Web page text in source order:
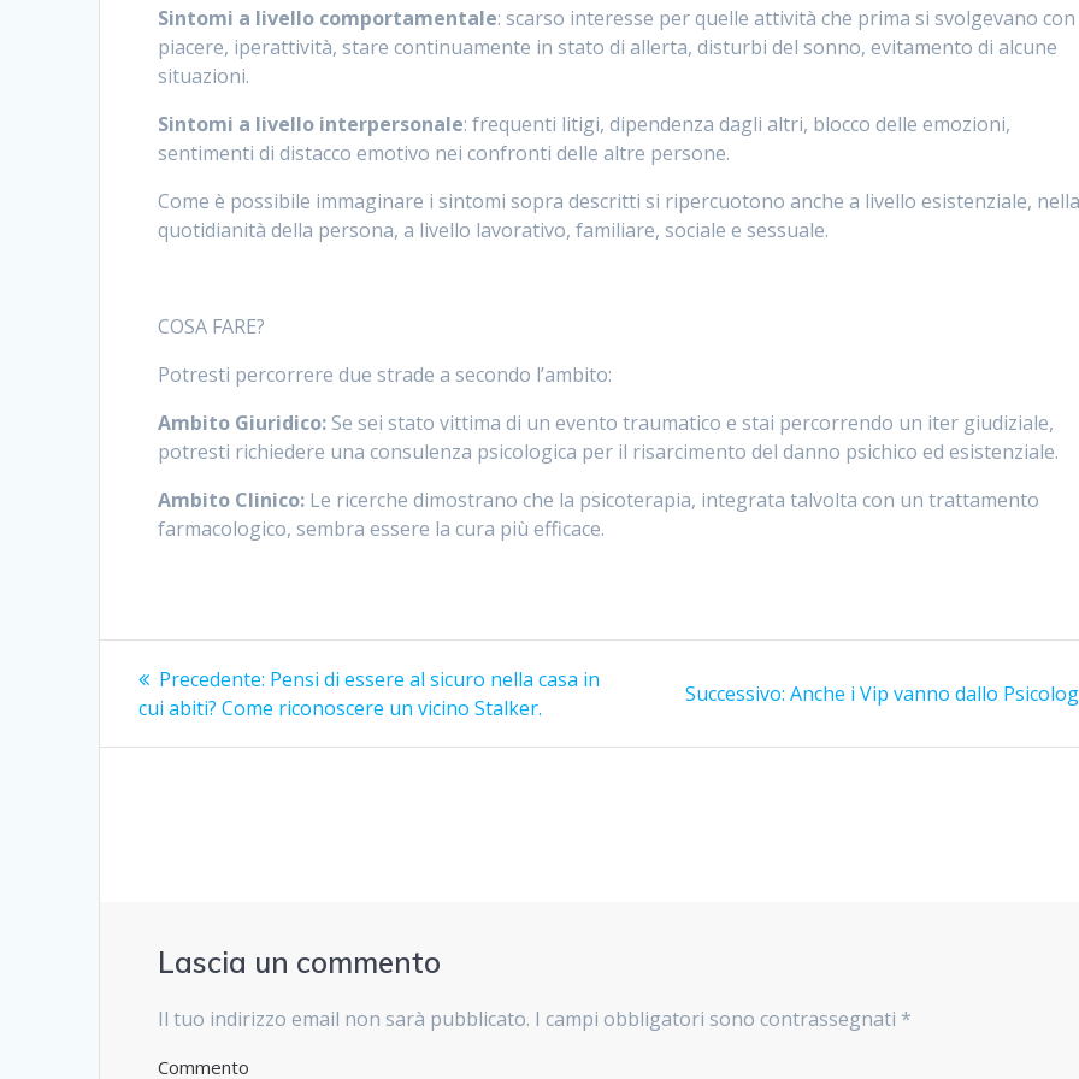
Sintomi a livello comportamentale: scarso interesse per quelle attività che prima si svolgevano con
piacere, iperattività, stare continuamente in stato di allerta, disturbi del sonno, evitamento di alcune
situazioni.
Sintomi a livello interpersonale: frequenti litigi, dipendenza dagli altri, blocco delle emozioni,
sentimenti di distacco emotivo nei confronti delle altre persone.
Come è possibile immaginare i sintomi sopra descritti si ripercuotono anche a livello esistenziale,
quotidianità della persona, a livello lavorativo, familiare, sociale e sessuale.
COSA FARE?
Potresti percorrere due strade a secondo l’ambito:
Ambito Giuridico: Se sei stato vittima di un evento traumatico e stai percorrendo un iter giudiziale,
potresti richiedere una consulenza psicologica per il risarcimento del danno psichico ed esistenziale.
Ambito Clinico: Le ricerche dimostrano che la psicoterapia, integrata talvolta con un trattamento
farmacologico, sembra essere la cura più efficace.
Navigazione
articoli
Precedente: Articolo
precedente:
Pensi di essere al sicuro nella casa in
cui abiti? Come riconoscere un vicino Stalker.
Successivo: Articolo
Anche i Vip vanno dallo
Lascia un commento
Il tuo indirizzo email non sarà pubblicato. I campi obbligatori sono contrassegnati *
Commento